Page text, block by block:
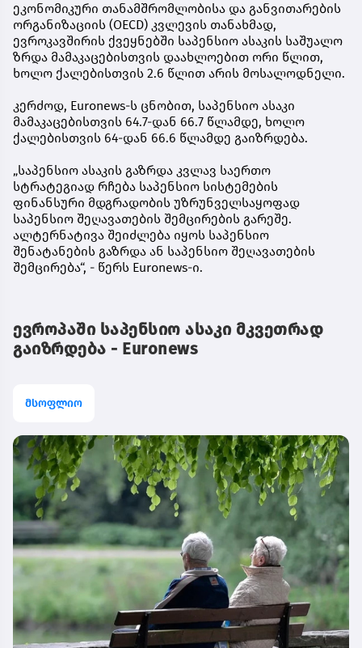
ეკონომიკური თანამშრომლობისა და განვითარების
ორგანიზაციის (OECD) კვლევის თანახმად,
ევროკავშირის ქვეყნებში საპენსიო ასაკის საშუალო
ზრდა მამაკაცებისთვის დაახლოებით ორი წლით,
ხოლო ქალებისთვის 2.6 წლით არის მოსალოდნელი.
კერძოდ, Euronews-ს ცნობით, საპენსიო ასაკი
მამაკაცებისთვის 64.7-დან 66.7 წლამდე, ხოლო
ქალებისთვის 64-დან 66.6 წლამდე გაიზრდება.
„საპენსიო ასაკის გაზრდა კვლავ საერთო
სტრატეგიად რჩება საპენსიო სისტემების
ფინანსური მდგრადობის უზრუნველსაყოფად
საპენსიო შეღავათების შემცირების გარეშე.
ალტერნატივა შეიძლება იყოს საპენსიო
შენატანების გაზრდა ან საპენსიო შეღავათების
შემცირება“, - წერს Euronews-ი.
ევროპაში საპენსიო ასაკი მკვეთრად
გაიზრდება - Euronews
მსოფლიო